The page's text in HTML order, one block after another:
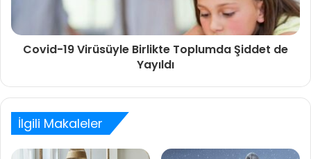
Covid-19 Virüsüyle Birlikte Toplumda Şiddet de
Yayıldı
İlgili Makaleler